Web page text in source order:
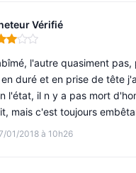
Vérifié
: 3 sur 5
01/2018 à 10h26
l'autre quasiment
duré et en prise de tête
l'état, il n y a pas mort
mais c'est toujours